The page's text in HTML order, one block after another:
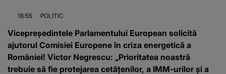
16:55 POLITIC
Vicepreședintele Parlamentului European solicită
ajutorul Comisiei Europene în criza energetică a
României! Victor Negrescu: „Prioritatea noastră
trebuie să fie protejarea cetățenilor, a IMM-urilor și a